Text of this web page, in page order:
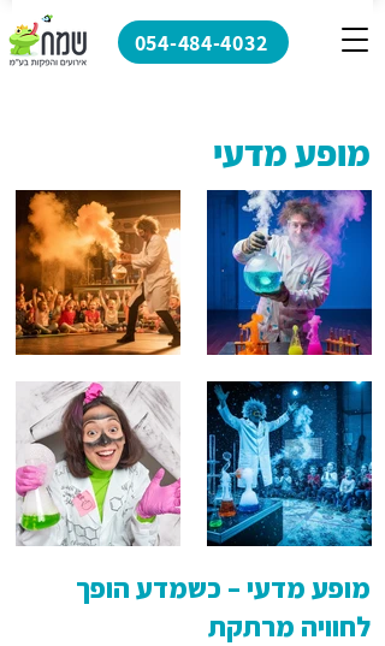
054-484-4032
מופע מדעי
מופע מדעי – כשמדע הופך
לחוויה מרתקת